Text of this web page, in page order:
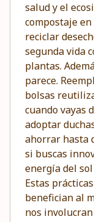
salud y el
compostaje en
reciclar
segunda vida
plantas.
parece.
bolsas
cuando vayas
adoptar
ahorrar hasta
si buscas
energía del
Estas
benefician al
nos